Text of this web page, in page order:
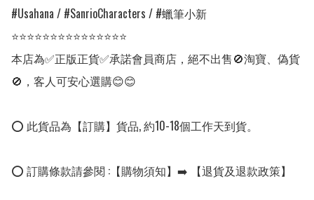
#Usahana / #SanrioCharacters / #蠟筆小新
⭐⭐⭐⭐⭐⭐⭐⭐⭐⭐⭐⭐⭐⭐⭐
本店為✅正版正貨✅承諾會員商店，絕不出售🚫淘寶、偽貨
🚫，客人可安心選購😊😊
⭕ 此貨品為【訂購】貨品, 約10-18個工作天到貨。
⭕ 訂購條款請參閱 :【購物須知】➡️ 【退貨及退款政策】